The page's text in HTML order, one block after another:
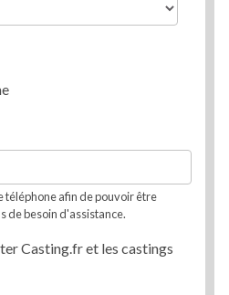
téléphone afin de pouvoir être
de besoin d'assistance.
Casting.fr et les castings